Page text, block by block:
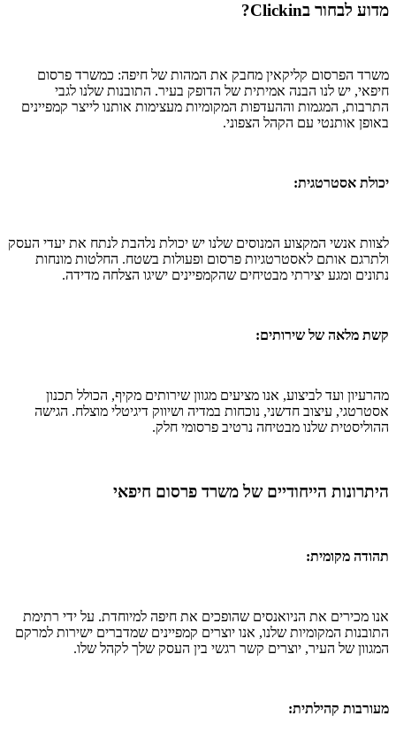
מדוע לבחור בClickin?
משרד הפרסום קליקאין מחבק את המהות של חיפה: כמשרד פרסום
חיפאי, יש לנו הבנה אמיתית של הדופק בעיר. התובנות שלנו לגבי
התרבות, המגמות וההעדפות המקומיות מעצימות אותנו לייצר קמפיינים
באופן אותנטי עם הקהל הצפוני.
יכולת אסטרטגית:
לצוות אנשי המקצוע המנוסים שלנו יש יכולת נלהבת לנתח את יעדי העסק
ולתרגם אותם לאסטרטגיות פרסום ופעולות בשטח. החלטות מונחות
נתונים ומגע יצירתי מבטיחים שהקמפיינים ישיגו הצלחה מדידה.
קשת מלאה של שירותים:
מהרעיון ועד לביצוע, אנו מציעים מגוון שירותים מקיף, הכולל תכנון
אסטרטגי, עיצוב חדשני, נוכחות במדיה ושיווק דיגיטלי מוצלח. הגישה
ההוליסטית שלנו מבטיחה נרטיב פרסומי חלק.
היתרונות הייחודיים של משרד פרסום חיפאי
תהודה מקומית:
אנו מכירים את הניואנסים שהופכים את חיפה למיוחדת. על ידי רתימת
התובנות המקומיות שלנו, אנו יוצרים קמפיינים שמדברים ישירות למרקם
המגוון של העיר, יוצרים קשר רגשי בין העסק שלך לקהל שלו.
מעורבות קהילתית: